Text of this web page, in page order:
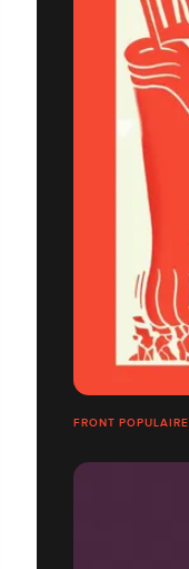
FRONT POPULAIRE